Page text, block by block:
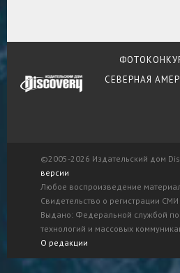
СЕВЕРНАЯ
©2005-2026 Издательский дом
версии
Любое воспроизведение
Свидетельство о регистрации
Выдано: Федеральной службой
технологий и массовых
О редакции